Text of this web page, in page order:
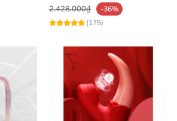
2.428.000₫
-36%
(175)